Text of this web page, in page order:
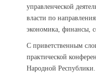
управленческой
власти по
экономика, финансы,
С приветственным
практической
Народной Республики.